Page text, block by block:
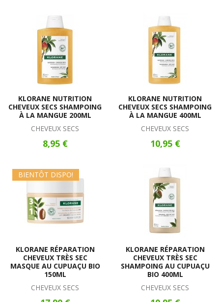
KLORANE NUTRITION
CHEVEUX SECS SHAMPOING
À LA MANGUE 200ML
CHEVEUX SECS
8,95 €
KLORANE NUTRITION
CHEVEUX SECS SHAMPOING
À LA MANGUE 400ML
CHEVEUX SECS
10,95 €
BIENTÔT DISPO!
KLORANE RÉPARATION
CHEVEUX TRÈS SEC
MASQUE AU CUPUAÇU BIO
150ML
CHEVEUX SECS
KLORANE RÉPARATION
CHEVEUX TRÈS SEC
SHAMPOING AU CUPUAÇU
BIO 400ML
CHEVEUX SECS